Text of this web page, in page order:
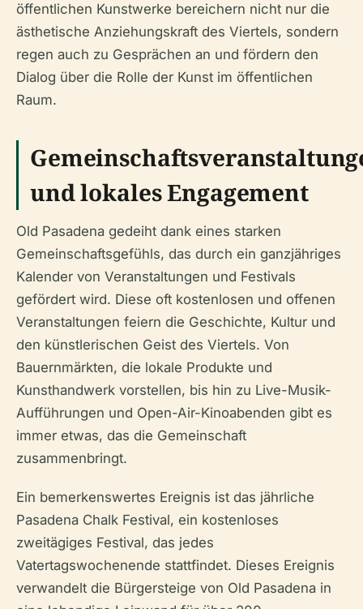
öffentlichen Kunstwerke bereichern nicht nur die
ästhetische Anziehungskraft des Viertels, sondern
regen auch zu Gesprächen an und fördern den
Dialog über die Rolle der Kunst im öffentlichen
Raum.
und lokales Engagement
Old Pasadena gedeiht dank eines starken
Gemeinschaftsgefühls, das durch ein ganzjähriges
Kalender von Veranstaltungen und Festivals
gefördert wird. Diese oft kostenlosen und offenen
Veranstaltungen feiern die Geschichte, Kultur und
den künstlerischen Geist des Viertels. Von
Bauernmärkten, die lokale Produkte und
Kunsthandwerk vorstellen, bis hin zu Live-Musik-
Aufführungen und Open-Air-Kinoabenden gibt es
immer etwas, das die Gemeinschaft
zusammenbringt.
Ein bemerkenswertes Ereignis ist das jährliche
Pasadena Chalk Festival, ein kostenloses
zweitägiges Festival, das jedes
Vatertagswochenende stattfindet. Dieses Ereignis
verwandelt die Bürgersteige von Old Pasadena in